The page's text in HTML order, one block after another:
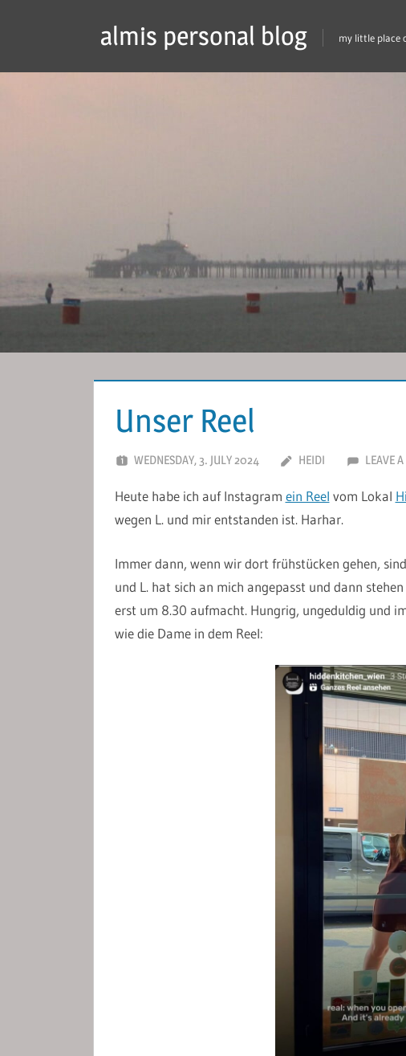
almis personal blog my little place
Unser Reel
WEDNESDAY, 3. JULY 2024 HEIDI LEAVE
Heute habe ich auf Instagram ein Reel vom Lokal
wegen L. und mir entstanden ist. Harhar.
Immer dann, wenn wir dort frühstücken gehen,
und L. hat sich an mich angepasst und dann
erst um 8.30 aufmacht. Hungrig, ungeduldig und
wie die Dame in dem Reel: